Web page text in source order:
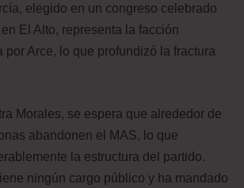
elegido en un congreso celebrado
El Alto, representa la facción
por Arce, lo que profundizó la fractura
Morales, se espera que alrededor de
abandonen el MAS, lo que
la estructura del partido.
ningún cargo público y ha mandado